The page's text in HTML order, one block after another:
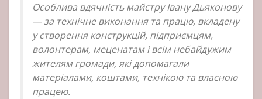
Особлива вдячність майстру Івану Дьяконову
— за технічне виконання та працю, вкладену
у створення конструкцій, підприємцям,
волонтерам, меценатам і всім небайдужим
жителям громади, які допомагали
матеріалами, коштами, технікою та власною
працею.